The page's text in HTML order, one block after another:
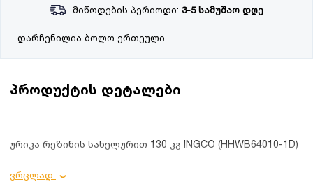
მიწოდების პერიოდი: 3-5 სამუშაო დღე
დარჩენილია ბოლო ერთეული.
პროდუქტის დეტალები
ურიკა რეზინის სახელურით 130 კგ INGCO (HHWB64010-1D)
პროდუქტის დეტალები:
ვრცლად